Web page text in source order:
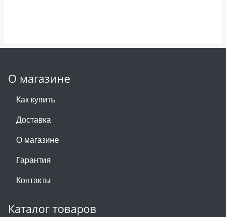
О магазине
Как купить
Доставка
О магазине
Гарантия
Контакты
Каталог товаров